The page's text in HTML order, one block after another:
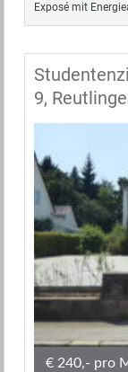
Exposé mit
9,
€ 240,- pro